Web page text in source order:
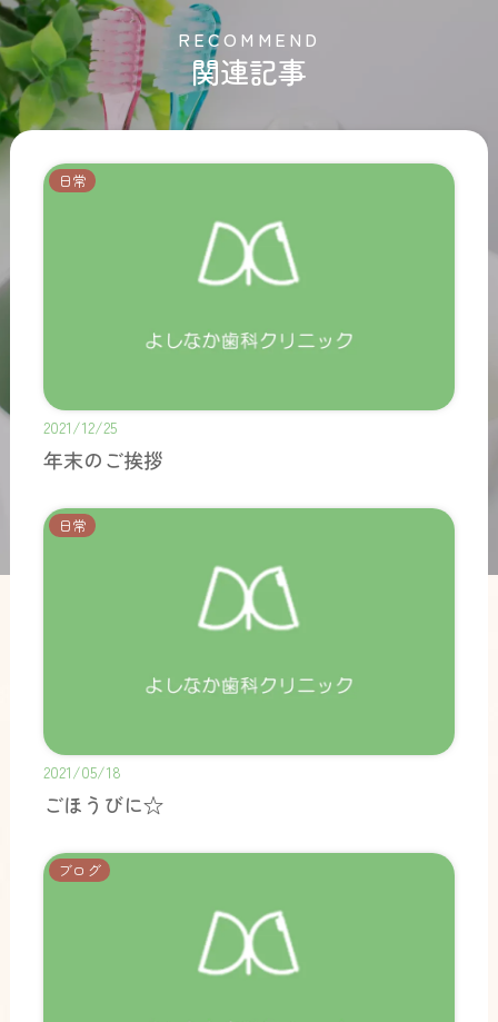
RECO M M E N D
関連記事
日常
2021/12/25
年末のご挨拶
日常
2021/05/18
ごほうびに☆
ブログ